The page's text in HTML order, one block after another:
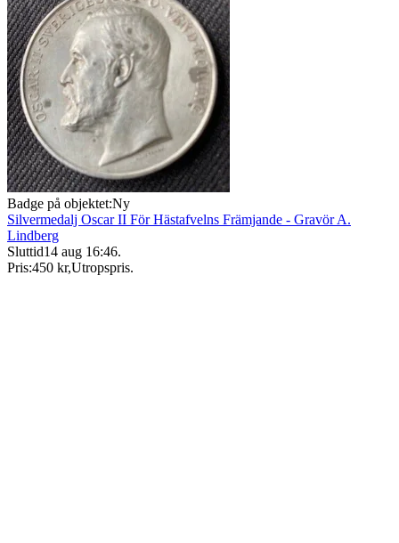
Badge på objektet:Ny
Silvermedalj Oscar II För Hästafvelns Främjande - Gravör A.
Lindberg
Sluttid14 aug 16:46.
Pris:450 kr,Utropspris.